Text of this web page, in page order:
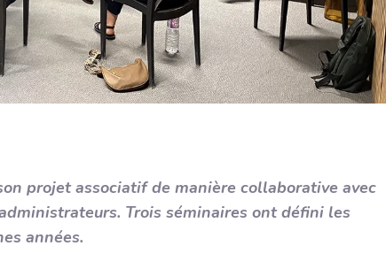
projet associatif de manière collaborative avec
Trois séminaires ont défini les
années.